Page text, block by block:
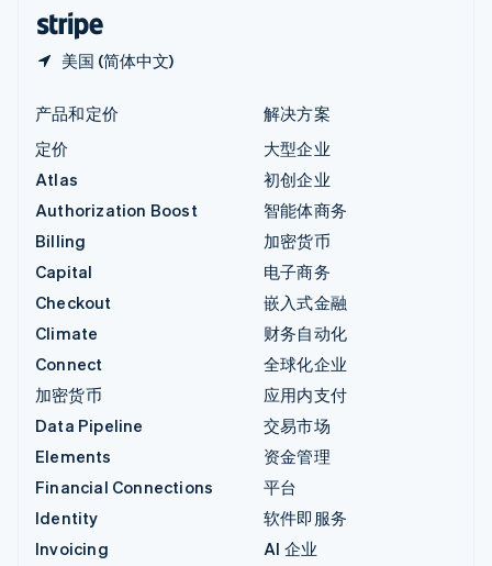
美国 (简体中文)
产品和定价
定价
Atlas
Authorization Boost
Billing
Capital
Checkout
Climate
Connect
加密货币
Data Pipeline
Elements
Financial Connections
Identity
Invoicing
解决方案
大型企业
初创企业
智能体商务
加密货币
电子商务
嵌入式金融
财务自动化
全球化企业
应用内支付
交易市场
资金管理
平台
软件即服务
AI 企业